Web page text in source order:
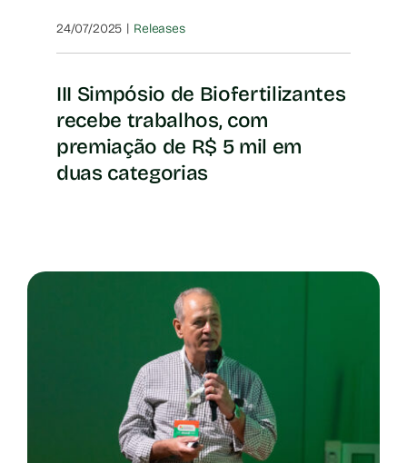
24/07/2025 | Releases
III Simpósio de Biofertilizantes
recebe trabalhos, com
premiação de R$ 5 mil em
duas categorias